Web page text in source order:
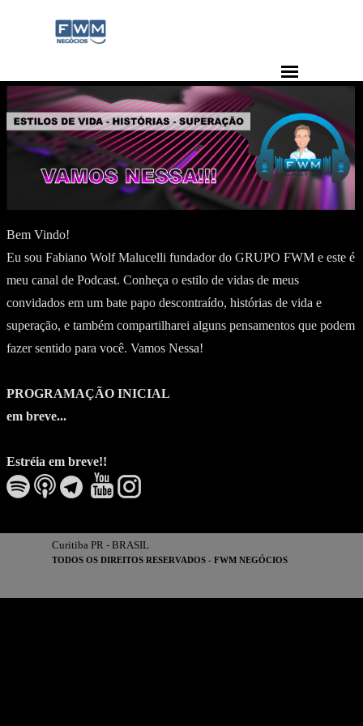
Bem Vindo!
Eu sou Fabiano Wolf Malucelli fundador do GRUPO FWM e este é
meu canal de Podcast. Conheça o estilo de vidas de meus
convidados em um bate papo descontraído, histórias de vida e
superação, e também compartilharei alguns pensamentos que podem
fazer sentido para você. Vamos Nessa!
PROGRAMAÇÃO INICIAL
em breve...
Estréia em breve!!
Curitiba PR - BRASIL
TODOS OS DIREITOS RESERVADOS - FWM NEGÓCIOS